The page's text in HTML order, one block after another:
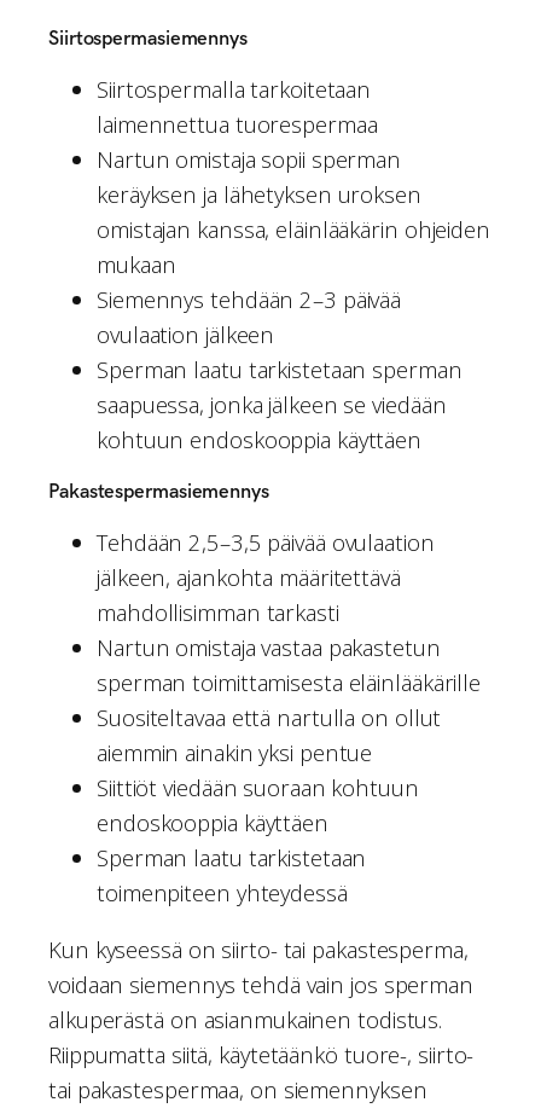
Siirtospermasiemennys
Siirtospermalla tarkoitetaan
laimennettua tuorespermaa
Nartun omistaja sopii sperman
keräyksen ja lähetyksen uroksen
omistajan kanssa, eläinlääkärin ohjeiden
mukaan
Siemennys tehdään 2–3 päivää
ovulaation jälkeen
Sperman laatu tarkistetaan sperman
saapuessa, jonka jälkeen se viedään
kohtuun endoskooppia käyttäen
Pakastespermasiemennys
Tehdään 2,5–3,5 päivää ovulaation
jälkeen, ajankohta määritettävä
mahdollisimman tarkasti
Nartun omistaja vastaa pakastetun
sperman toimittamisesta eläinlääkärille
Suositeltavaa että nartulla on ollut
aiemmin ainakin yksi pentue
Siittiöt viedään suoraan kohtuun
endoskooppia käyttäen
Sperman laatu tarkistetaan
toimenpiteen yhteydessä
Kun kyseessä on siirto- tai pakastesperma,
voidaan siemennys tehdä vain jos sperman
alkuperästä on asianmukainen todistus.
Riippumatta siitä, käytetäänkö tuore-, siirto-
tai pakastespermaa, on siemennyksen